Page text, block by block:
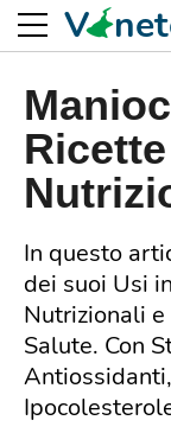
In questo
dei suoi Usi
Nutrizionali
Salute. Con
V